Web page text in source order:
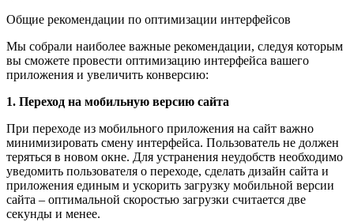
Общие рекомендации по оптимизации интерфейсов
Мы собрали наиболее важные рекомендации, следуя которым
вы сможете провести оптимизацию интерфейса вашего
приложения и увеличить конверсию:
1. Переход на мобильную версию сайта
При переходе из мобильного приложения на сайт важно
минимизировать смену интерфейса. Пользователь не должен
теряться в новом окне. Для устранения неудобств необходимо
уведомить пользователя о переходе, сделать дизайн сайта и
приложения единым и ускорить загрузку мобильной версии
сайта – оптимальной скоростью загрузки считается две
секунды и менее.